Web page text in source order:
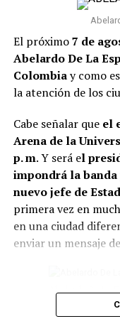
objetos rotos o
relojes que no
funcionamiento
la dificultad para
2. También se
espacio innecesario
prendas pueden
del ambiente.
Lee también:
será la posesión
Espriella
Conservarlas
El próximo7 de
Abelardo De La
Colombiay como
la atención de los
Cabe señalar que el
Arena de la
p. m. Y será el
impondrá la
nuevo jefe de
primera vez en
en una ciudad
enviar un mensaje